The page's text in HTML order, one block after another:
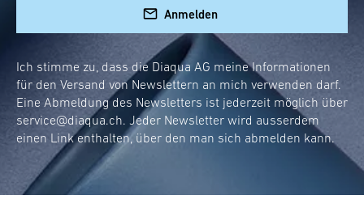
Anmelden
Ich stimme zu, dass die Diaqua AG meine Informationen
für den Versand von Newslettern an mich verwenden darf.
Eine Abmeldung des Newsletters ist jederzeit möglich über
service@diaqua.ch. Jeder Newsletter wird ausserdem
einen Link enthalten, über den man sich abmelden kann.